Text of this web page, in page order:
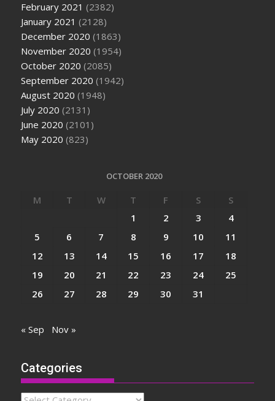
February 2021 (2382)
January 2021 (2128)
December 2020 (1863)
November 2020 (1954)
October 2020 (2085)
September 2020 (1942)
August 2020 (1948)
July 2020 (2131)
June 2020 (2101)
May 2020 (823)
OCTOBER 2020
M T W T F S
S
1
2 3
4
5
6 7 8 9 10
11
12
13 14 15 16 17
18
19
20 21 22 23 24
25
26
27 28 29 30 31
« Sep Nov »
Categories